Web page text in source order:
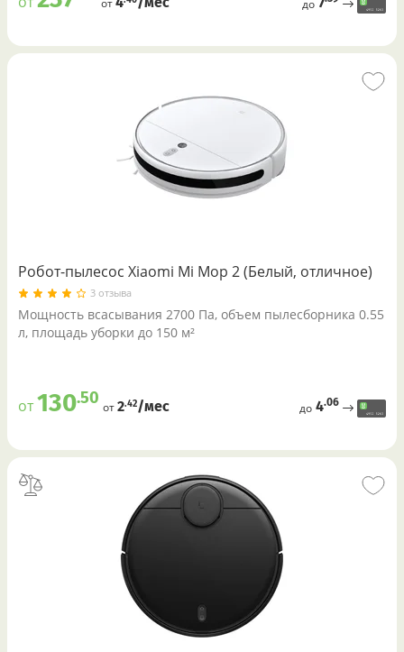
от до
Робот-пылесос Xiaomi Mi Mop 2 (Белый, отличное)
3 отзыва
Мощность всасывания 2700 Па, объем пылесборника 0.55
л, площадь уборки до 150 м²
от130.50 от2.42/меc до 4.06